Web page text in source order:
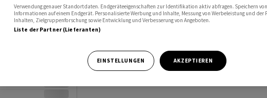
Vortag
Verwendung genauer Standortdaten. Endgeräteeigenschaften zur Identifikation aktiv abfragen. Speichern
Informationen auf einem Endgerät. Personalisierte Werbung und Inhalte, Messung von Werbeleistung und der
Inhalten, Zielgruppenforschung sowie Entwicklung und Verbesserung von Angeboten.
Liste der Partner (Lieferanten)
EINSTELLUNGEN AKZEPTIEREN